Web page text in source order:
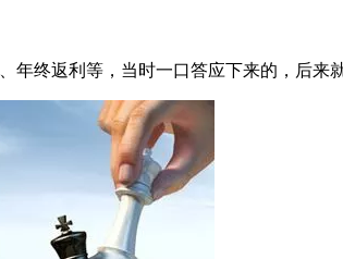
终返利等，当时一口答应下来的，后来